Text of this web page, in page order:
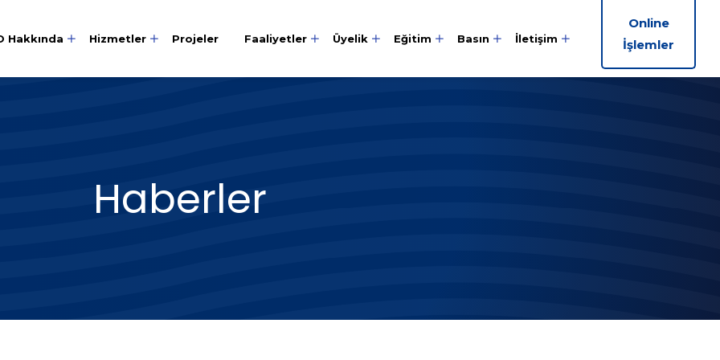
Hakkında Hizmetler Projeler Faaliyetler Üyelik Eğitim Basın İletişim
Online
İşlemler
Haberler